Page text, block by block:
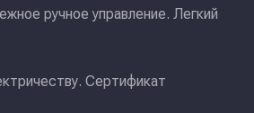
ручное управление. Легкий
Сертификат